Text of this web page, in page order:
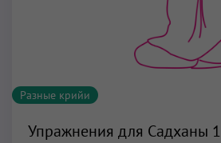
Разные крийи
Упражнения для Садханы 1